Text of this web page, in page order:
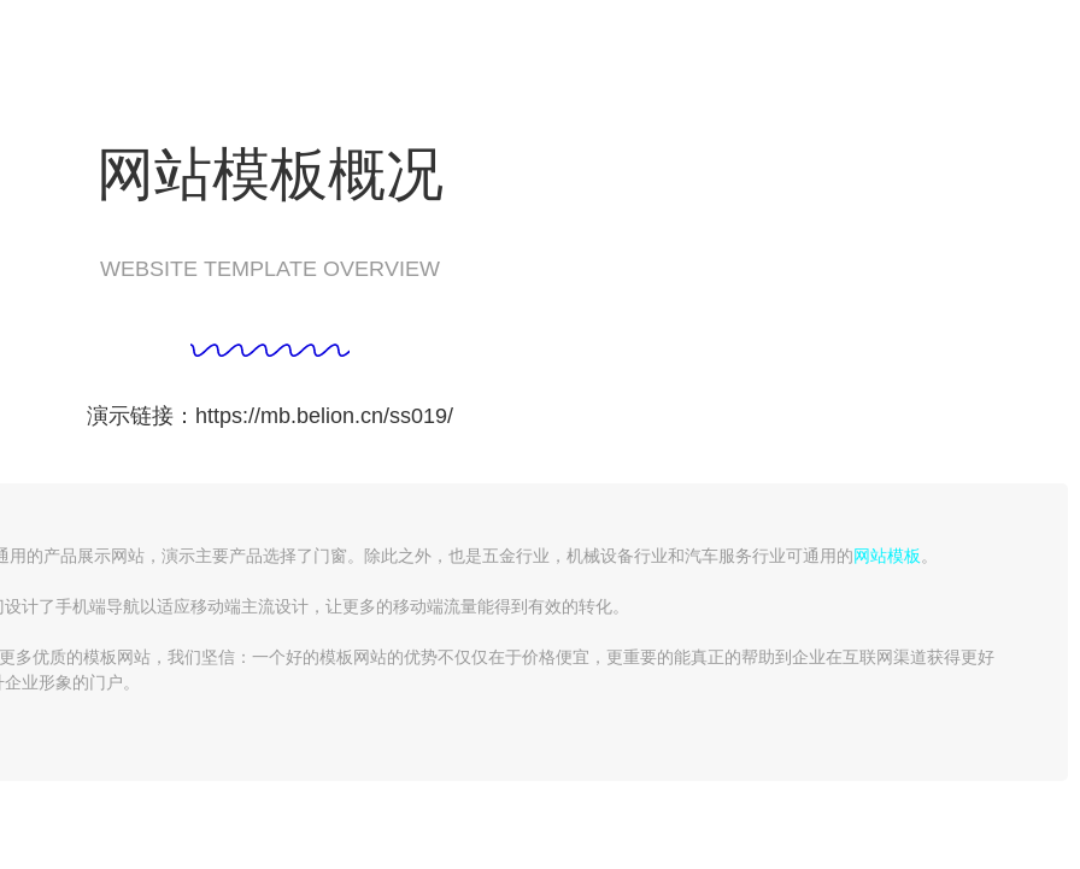
网站模板概况
WEBSITE TEMPLATE OVERVIEW
演示链接：https://mb.belion.cn/ss019/
用的产品展示网站，演示主要产品选择了门窗。除此之外，也是五金行业，机械设备行业和汽车服务行业可通用的网站模板 。
计了手机端导航以适应移动端主流设计，让更多的移动端流量能得到有效的转化。
多优质的模板网站，我们坚信：一个好的模板网站的优势不仅仅在于价格便宜，更重要的能真正的帮助到企业在互联网渠道获得更好
业形象的门户。